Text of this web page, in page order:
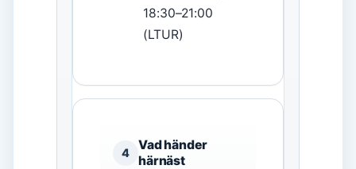
18:30–21:00
(LTUR)
4
Vad händer
härnäst